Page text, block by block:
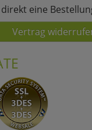
eine
Vertrag